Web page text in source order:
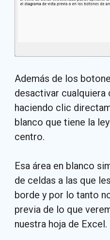
Además de los
desactivar cualquiera
haciendo clic
blanco que tiene la
centro.
Esa área en blanco
de celdas a las que
borde y por lo tanto
previa de lo que
nuestra hoja de Excel.